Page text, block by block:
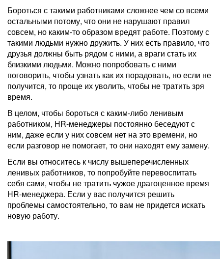
Бороться с такими работниками сложнее чем со всеми
остальными потому, что они не нарушают правил
совсем, но каким-то образом вредят работе. Поэтому с
такими людьми нужно дружить. У них есть правило, что
друзья должны быть рядом с ними, а враги стать их
близкими людьми. Можно попробовать с ними
поговорить, чтобы узнать как их порадовать, но если не
получится, то проще их уволить, чтобы не тратить зря
время.
В целом, чтобы бороться с каким-либо ленивым
работником, HR-менеджеры постоянно беседуют с
ним, даже если у них совсем нет на это времени, но
если разговор не помогает, то они находят ему замену.
Если вы относитесь к числу вышеперечисленных
ленивых работников, то попробуйте перевоспитать
себя сами, чтобы не тратить чужое драгоценное время
HR-менеджера. Если у вас получится решить
проблемы самостоятельно, то вам не придется искать
новую работу.